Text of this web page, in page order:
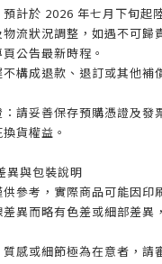
預計於 2026 年七月下旬起
流狀況調整，如遇不可歸
公告最新時程。
構成退款、退訂或其他補
：請妥善保存預購憑證及發
貨權益。
異與包裝說明
供參考，實際商品可能因印
異而略有色差或細部差異
感或細節極為在意者，請